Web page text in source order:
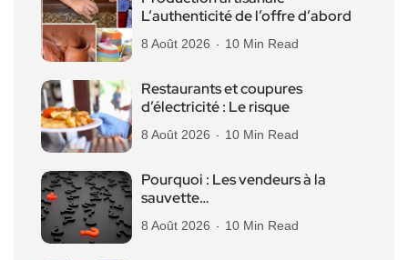
L’authenticité de l’offre d’abord
8 Août 2026 10 Min Read
Restaurants et coupures
d’électricité : Le risque
8 Août 2026 10 Min Read
Pourquoi : Les vendeurs à la
sauvette…
8 Août 2026 10 Min Read